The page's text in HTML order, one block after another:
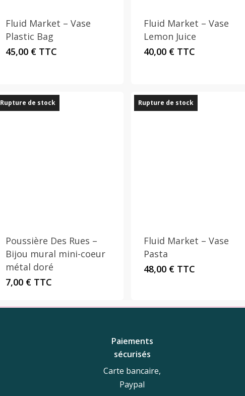
Fluid Market – Vase
Plastic Bag
45,00 € TTC
Fluid Market – Vase
Lemon Juice
40,00 € TTC
Rupture de stock
Poussière Des Rues –
Bijou mural mini-coeur
métal doré
7,00 € TTC
Rupture de stock
Fluid Market – Vase
Pasta
48,00 € TTC
Paiements
sécurisés
Carte bancaire,
Paypal